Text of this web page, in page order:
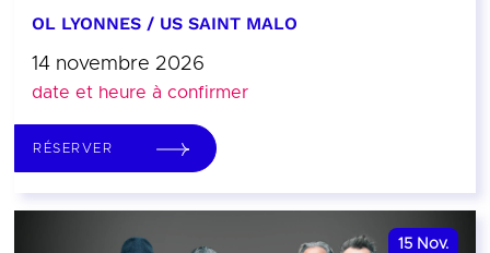
OL LYONNES / US SAINT MALO
14 novembre 2026
date et heure à confirmer
RÉSERVER
15 Nov.